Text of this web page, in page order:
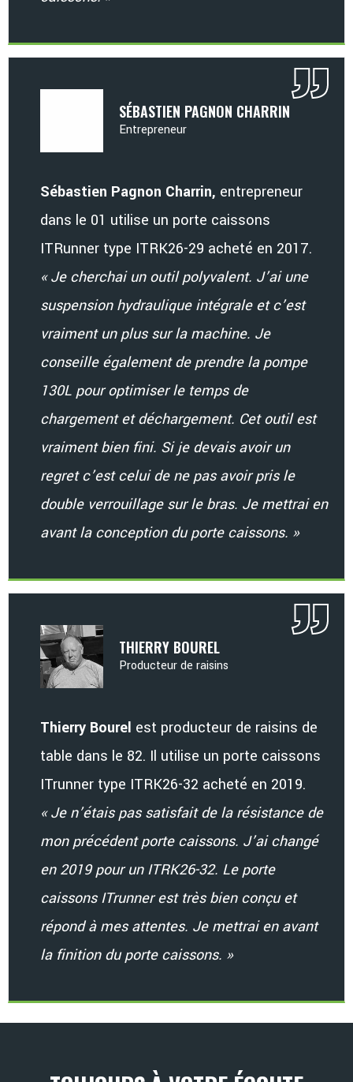
SÉBASTIEN PAGNON CHARRIN
Entrepreneur
Sébastien Pagnon Charrin, entrepreneur
dans le 01 utilise un porte caissons
ITRunner type ITRK26-29 acheté en 2017.
« Je cherchai un outil polyvalent. J’ai une
suspension hydraulique intégrale et c’est
vraiment un plus sur la machine. Je
conseille également de prendre la pompe
130L pour optimiser le temps de
chargement et déchargement. Cet outil est
vraiment bien fini. Si je devais avoir un
regret c’est celui de ne pas avoir pris le
double verrouillage sur le bras. Je mettrai en
avant la conception du porte caissons. »
THIERRY BOUREL
Producteur de raisins
Thierry Bourel est producteur de raisins de
table dans le 82. Il utilise un porte caissons
ITrunner type ITRK26-32 acheté en 2019.
« Je n’étais pas satisfait de la résistance de
mon précédent porte caissons. J’ai changé
en 2019 pour un ITRK26-32. Le porte
caissons ITrunner est très bien conçu et
répond à mes attentes. Je mettrai en avant
la finition du porte caissons. »